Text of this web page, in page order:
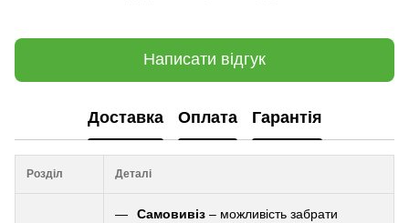
Написати відгук
Доставка Оплата Гарантія
Розділ Деталі
Самовивіз – можливість забрати